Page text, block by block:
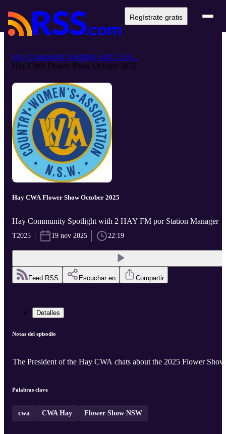
Regístrate gratis
Hay Community Spotlight with 2 HA...
Hay CWA Flower Show October 2025
Hay CWA Flower Show October 2025
Hay Community Spotlight with 2 HAY FM por Station Manager
T2025 19 nov 2025 22:19
Feed RSS Escuchar en Compartir
Detalles
Notas del episodio
The President of the Hay CWA chats about the 2025 Flower
Palabras clave
cwa CWA Hay Flower Show NSW